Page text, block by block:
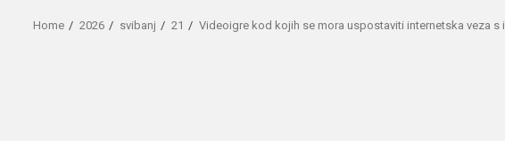
Home 2026 svibanj 21 Videoigre kod kojih se mora uspostaviti internetska veza s